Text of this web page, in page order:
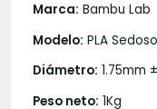
Marca: Bambu Lab
Modelo: PLA
Diámetro: 1.75mm
Peso neto: 1Kg